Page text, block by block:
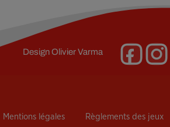
DesignOlivier Varma
Mentions légales Règlements des jeux